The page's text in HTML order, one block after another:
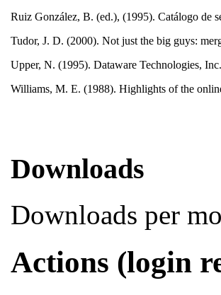
Ruiz González, B. (ed.), (1995). Catálogo de
Tudor, J. D. (2000). Not just the big guys:
Upper, N. (1995). Dataware Technologies,
Williams, M. E. (1988). Highlights of the
Downloads
Downloads per
Actions (login